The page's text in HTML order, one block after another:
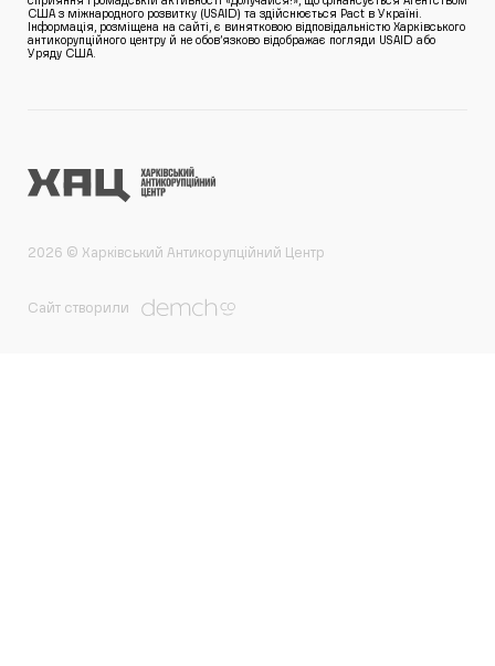
США з міжнародного розвитку (USAID) та здійснюється Pact в Україні.
Інформація, розміщена на сайті, є винятковою відповідальністю Харківського
антикорупційного центру й не обов’язково відображає погляди USAID або
Уряду США.
2026 © Харківський Антикорупційний Центр
Сайт створили